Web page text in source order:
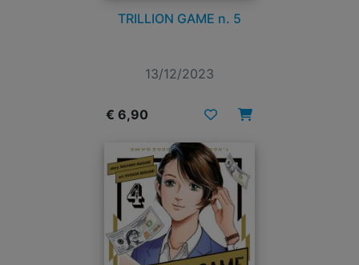
TRILLION GAME n. 5
13/12/2023
€ 6,90